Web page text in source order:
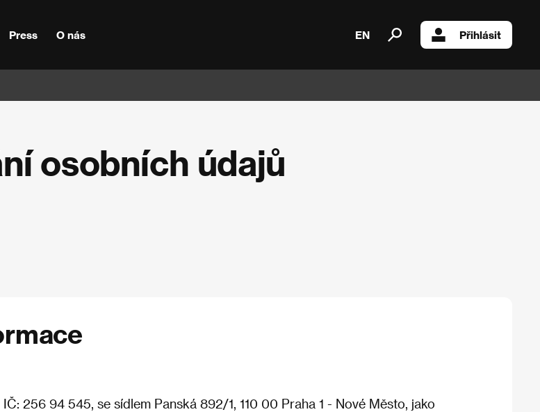
Press O nás EN Přihlásit
osobních údajů
256 94 545, se sídlem Panská 892/1, 110 00 Praha 1 - Nové Město, jako